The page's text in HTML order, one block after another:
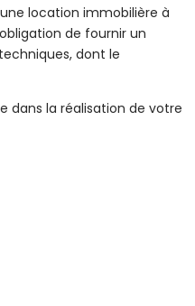
location immobilière à
de fournir un
dont le
dans la réalisation de votre